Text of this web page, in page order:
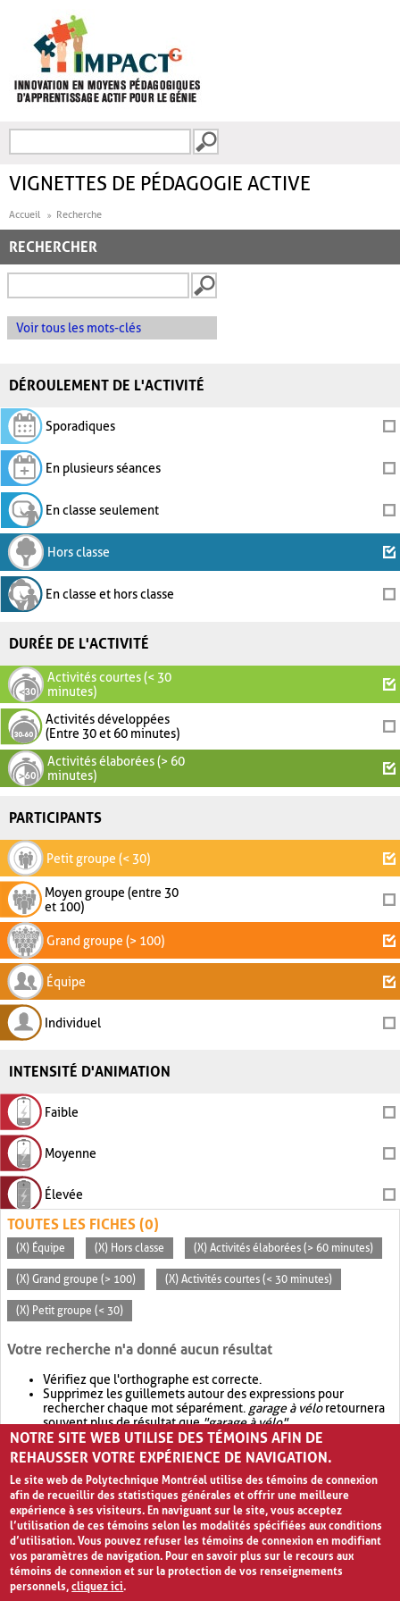
FORMULAIRE DE
VIGNETTES DE PÉDAGOGIE ACTIVE
Accueil Recherche
RECHERCHER
Voir tous les mots-clés
DÉROULEMENT DE L'ACTIVITÉ
Sporadiques
En plusieurs séances
En classe seulement
Hors classe
En classe et hors classe
DURÉE DE L'ACTIVITÉ
Activités courtes (< 30
minutes)
Activités développées
(Entre 30 et 60 minutes)
Activités élaborées (> 60
minutes)
PARTICIPANTS
Petit groupe (< 30)
Moyen groupe (entre 30
et 100)
Grand groupe (> 100)
Équipe
Individuel
INTENSITÉ D'ANIMATION
Faible
Moyenne
Élevée
TOUTES LES FICHES (0)
(X) Équipe (X) Hors classe (X) Activités élaborées (> 60 minutes)
(X) Grand groupe (> 100) (X) Activités courtes (< 30 minutes)
(X) Petit groupe (< 30)
Votre recherche n'a donné aucun résultat
Vérifiez que l'orthographe est correcte.
Supprimez les guillemets autour des expressions pour
rechercher chaque mot séparément. garage à véloretournera
souvent plus de résultat que"garage à vélo".
Envisagez d'élargir votre recherche avec OR.garage OR vélo
retournera souvent plus de résultat quegarage à vélo
NOTRE SITE WEB UTILISE DES TÉMOINS AFIN DE
REHAUSSER VOTRE EXPÉRIENCE DE NAVIGATION.
Le site web de Polytechnique Montréal utilise des témoins de connexion
afin de recueillir des statistiques générales et offrir une meilleure
expérience à ses visiteurs. En naviguant sur le site, vous acceptez
l’utilisation de ces témoins selon les modalités spécifiées aux conditions
d’utilisation. Vous pouvez refuser les témoins de connexion en modifiant
vos paramètres de navigation. Pour en savoir plus sur le recours aux
témoins de connexion et sur la protection de vos renseignements
personnels,cliquez ici.